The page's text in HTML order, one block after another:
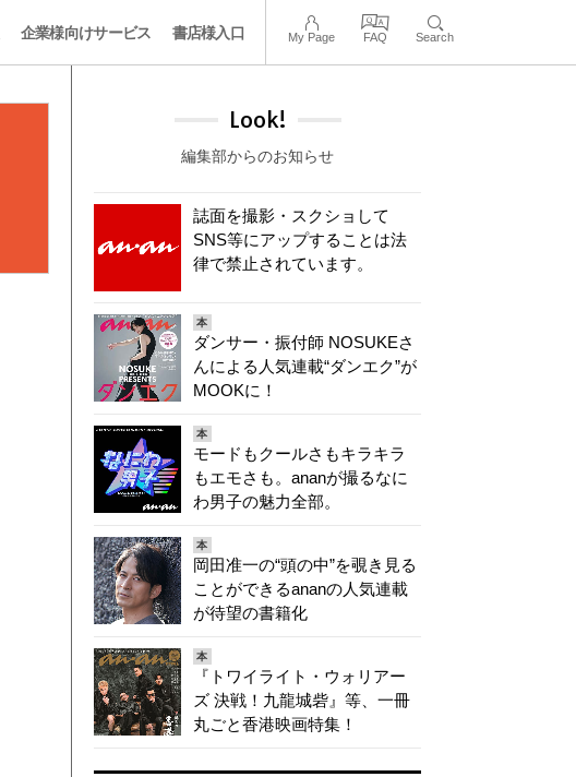
企業様向けサービス 書店様入口 My Page FAQ Search
Look!
編集部からのお知らせ
誌面を撮影・スクショして
SNS等にアップすることは法
律で禁止されています。
本
ダンサー・振付師 NOSUKEさ
んによる人気連載“ダンエク”が
MOOKに！
本
モードもクールさもキラキラ
もエモさも。ananが撮るなに
わ男子の魅力全部。
本
岡田准一の“頭の中”を覗き見る
ことができるananの人気連載
が待望の書籍化
本
『トワイライト・ウォリアー
ズ 決戦！九龍城砦』等、一冊
丸ごと香港映画特集！